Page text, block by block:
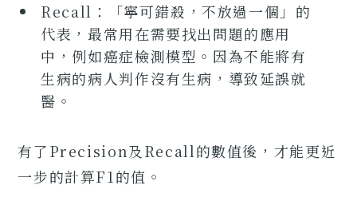
Recall：「寧可錯殺，不放過一個」的
代表，最常用在需要找出問題的應用
中，例如癌症檢測模型。因為不能將有
生病的病人判作沒有生病，導致延誤就
醫。
有了Precision及Recall的數值後，才能更近
一步的計算F1的值。